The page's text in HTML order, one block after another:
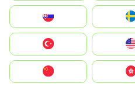
United States
中國香港特別行政區